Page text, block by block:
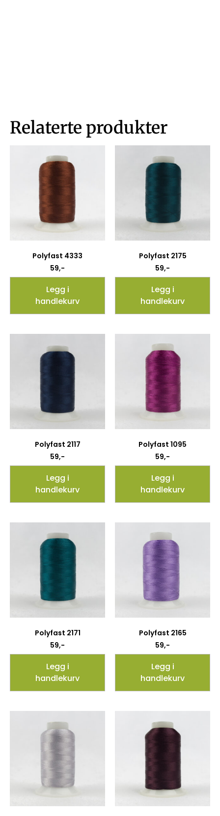
Relaterte produkter
Polyfast 4333
59,-
Legg i
handlekurv
Polyfast 2175
59,-
Legg i
handlekurv
Polyfast 2117
59,-
Legg i
handlekurv
Polyfast 1095
59,-
Legg i
handlekurv
Polyfast 2171
59,-
Legg i
handlekurv
Polyfast 2165
59,-
Legg i
handlekurv